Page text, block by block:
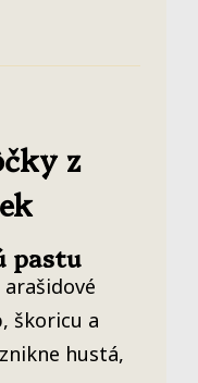
z
pastu
škoricu a
hustá,